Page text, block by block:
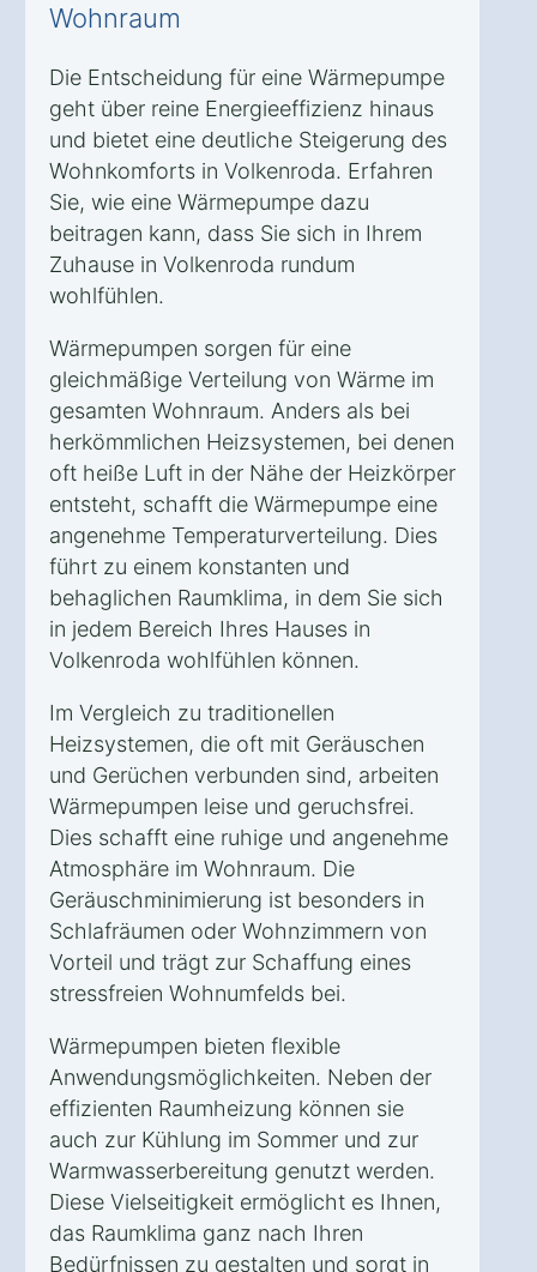
Wohnraum
Die Entscheidung für eine Wärmepumpe
geht über reine Energieeffizienz hinaus
und bietet eine deutliche Steigerung des
Wohnkomforts in Volkenroda. Erfahren
Sie, wie eine Wärmepumpe dazu
beitragen kann, dass Sie sich in Ihrem
Zuhause in Volkenroda rundum
wohlfühlen.
Wärmepumpen sorgen für eine
gleichmäßige Verteilung von Wärme im
gesamten Wohnraum. Anders als bei
herkömmlichen Heizsystemen, bei denen
oft heiße Luft in der Nähe der Heizkörper
entsteht, schafft die Wärmepumpe eine
angenehme Temperaturverteilung. Dies
führt zu einem konstanten und
behaglichen Raumklima, in dem Sie sich
in jedem Bereich Ihres Hauses in
Volkenroda wohlfühlen können.
Im Vergleich zu traditionellen
Heizsystemen, die oft mit Geräuschen
und Gerüchen verbunden sind, arbeiten
Wärmepumpen leise und geruchsfrei.
Dies schafft eine ruhige und angenehme
Atmosphäre im Wohnraum. Die
Geräuschminimierung ist besonders in
Schlafräumen oder Wohnzimmern von
Vorteil und trägt zur Schaffung eines
stressfreien Wohnumfelds bei.
Wärmepumpen bieten flexible
Anwendungsmöglichkeiten. Neben der
effizienten Raumheizung können sie
auch zur Kühlung im Sommer und zur
Warmwasserbereitung genutzt werden.
Diese Vielseitigkeit ermöglicht es Ihnen,
das Raumklima ganz nach Ihren
Bedürfnissen zu gestalten und sorgt in